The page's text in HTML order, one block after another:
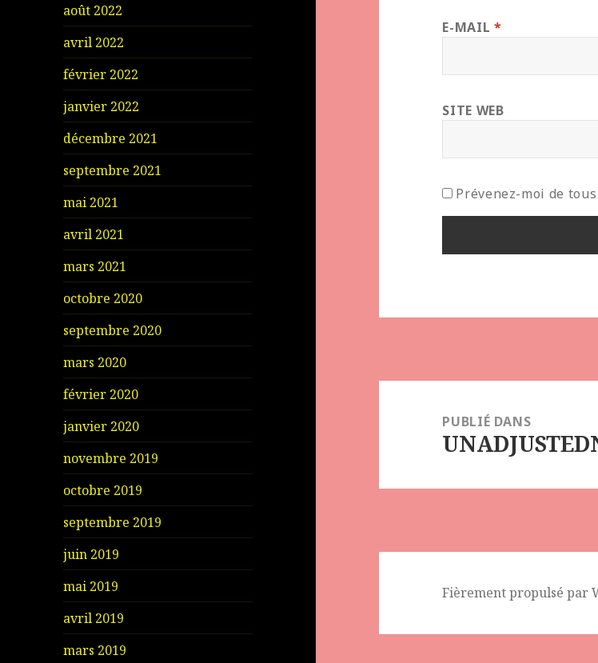
août 2022
avril 2022
février 2022
janvier 2022
décembre 2021
septembre 2021
mai 2021
avril 2021
mars 2021
octobre 2020
septembre 2020
mars 2020
février 2020
janvier 2020
novembre 2019
octobre 2019
septembre 2019
juin 2019
mai 2019
avril 2019
mars 2019
E-MAIL *
SITE WEB
Prévenez-moi de
l’article
PUBLIÉ DANS
Fièrement propulsé par